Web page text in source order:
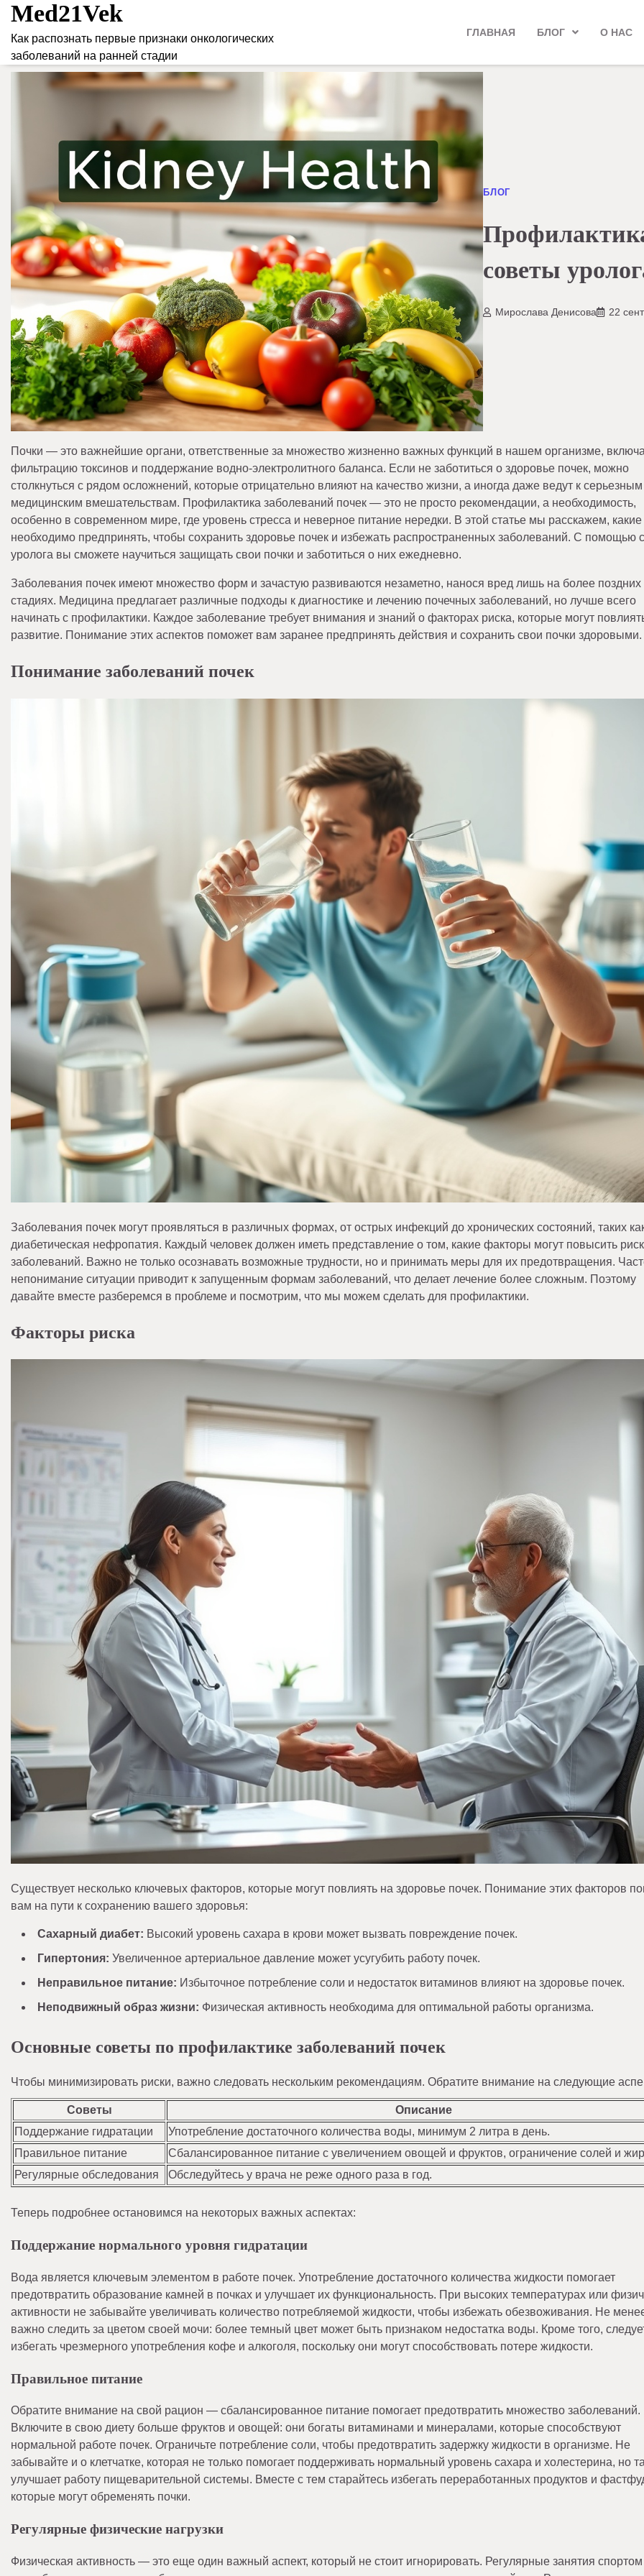
Skip
content
Med21Vek
Как распознать первые признаки онкологических
заболеваний на ранней стадии
ГЛАВНАЯ БЛОГ О НАС
БЛОГ
советы
Мирослава Денисова 22
Почки — это важнейшие органи, ответственные за множество жизненно важных функций в нашем организме,
фильтрацию токсинов и поддержание водно-электролитного баланса. Если не заботиться о здоровье почек, можно
столкнуться с рядом осложнений, которые отрицательно влияют на качество жизни, а иногда даже ведут к серьезным
медицинским вмешательствам. Профилактика заболеваний почек — это не просто рекомендации, а необходимость,
особенно в современном мире, где уровень стресса и неверное питание нередки. В этой статье мы расскажем,
необходимо предпринять, чтобы сохранить здоровье почек и избежать распространенных заболеваний. С помощью
уролога вы сможете научиться защищать свои почки и заботиться о них ежедневно.
Заболевания почек имеют множество форм и зачастую развиваются незаметно, нанося вред лишь на более поздних
стадиях. Медицина предлагает различные подходы к диагностике и лечению почечных заболеваний, но лучше всего
начинать с профилактики. Каждое заболевание требует внимания и знаний о факторах риска, которые могут
развитие. Понимание этих аспектов поможет вам заранее предпринять действия и сохранить свои почки здоровыми.
Понимание заболеваний почек
Заболевания почек могут проявляться в различных формах, от острых инфекций до хронических состояний, таких
диабетическая нефропатия. Каждый человек должен иметь представление о том, какие факторы могут повысить риск
заболеваний. Важно не только осознавать возможные трудности, но и принимать меры для их предотвращения.
непонимание ситуации приводит к запущенным формам заболеваний, что делает лечение более сложным. Поэтому
давайте вместе разберемся в проблеме и посмотрим, что мы можем сделать для профилактики.
Факторы риска
Существует несколько ключевых факторов, которые могут повлиять на здоровье почек. Понимание этих факторов
вам на пути к сохранению вашего здоровья:
Сахарный диабет: Высокий уровень сахара в крови может вызвать повреждение почек.
Гипертония: Увеличенное артериальное давление может усугубить работу почек.
Неправильное питание: Избыточное потребление соли и недостаток витаминов влияют на здоровье почек.
Неподвижный образ жизни: Физическая активность необходима для оптимальной работы организма.
Основные советы по профилактике заболеваний почек
Чтобы минимизировать риски, важно следовать нескольким рекомендациям. Обратите внимание на следующие
Советы
Описание
Поддержание гидратации
Употребление достаточного количества воды, минимум 2 литра в день.
Правильное питание
Сбалансированное питание с увеличением овощей и фруктов, ограничение солей и
Регулярные обследования
Обследуйтесь у врача не реже одного раза в год.
Теперь подробнее остановимся на некоторых важных аспектах:
Поддержание нормального уровня гидратации
Вода является ключевым элементом в работе почек. Употребление достаточного количества жидкости помогает
предотвратить образование камней в почках и улучшает их функциональность. При высоких температурах или
активности не забывайте увеличивать количество потребляемой жидкости, чтобы избежать обезвоживания. Не
важно следить за цветом своей мочи: более темный цвет может быть признаком недостатка воды. Кроме того,
избегать чрезмерного употребления кофе и алкоголя, поскольку они могут способствовать потере жидкости.
Правильное питание
Обратите внимание на свой рацион — сбалансированное питание помогает предотвратить множество заболеваний.
Включите в свою диету больше фруктов и овощей: они богаты витаминами и минералами, которые способствуют
нормальной работе почек. Ограничьте потребление соли, чтобы предотвратить задержку жидкости в организме. Не
забывайте и о клетчатке, которая не только помогает поддерживать нормальный уровень сахара и холестерина, но
улучшает работу пищеварительной системы. Вместе с тем старайтесь избегать переработанных продуктов и
которые могут обременять почки.
Регулярные физические нагрузки
Физическая активность — это еще один важный аспект, который не стоит игнорировать. Регулярные занятия спортом